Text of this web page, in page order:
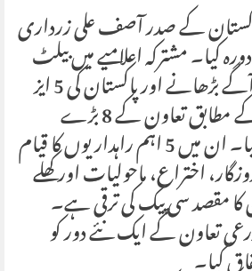
میں پاکستان کے صدر آصف علی زرداری
کیا۔ مشترکہ اعلامیے میں بیلٹ
اینڈ روڈ انیشی ایٹو کو آگے بڑھانے اور پاکستان کی 5 ایزترقیاتی حکمت عملی کے مطابق تعاون کے 8 بڑے
اقدامات پر زور دیا گیا۔ ان میں 5 اہم راہداریوں کا قیام
اختراع، ماحولیات اور کھلے
مقصد سی پیک کی ترقی ہے۔
تعاون کے ایک نئے دور کو